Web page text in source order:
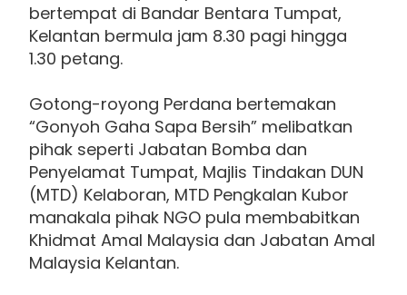
bertempat di Bandar Bentara Tumpat,
Kelantan bermula jam 8.30 pagi hingga
1.30 petang.
Gotong-royong Perdana bertemakan
“Gonyoh Gaha Sapa Bersih” melibatkan
pihak seperti Jabatan Bomba dan
Penyelamat Tumpat, Majlis Tindakan DUN
(MTD) Kelaboran, MTD Pengkalan Kubor
manakala pihak NGO pula membabitkan
Khidmat Amal Malaysia dan Jabatan Amal
Malaysia Kelantan.